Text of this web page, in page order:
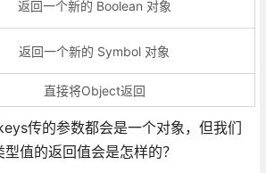
返回一个新的 Boolean 对象
返回一个新的 Symbol 对象
直接将Object返回
传的参数都会是一个对象，但我们
值的返回值会是怎样的？